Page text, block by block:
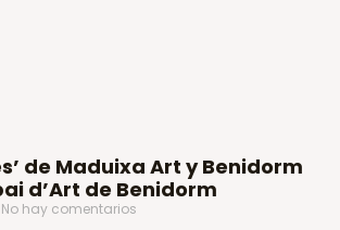
de Maduixa Art y Benidorm
d’Art de Benidorm
No hay comentarios